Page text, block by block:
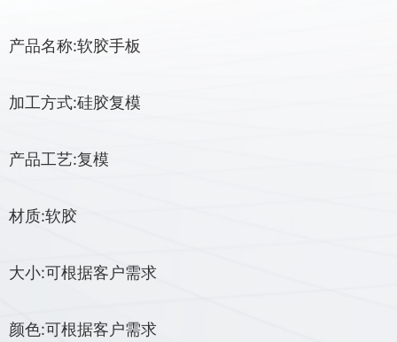
产品名称:软胶手板
加工方式:硅胶复模
产品工艺:复模
材质:软胶
大小:可根据客户需求
颜色:可根据客户需求